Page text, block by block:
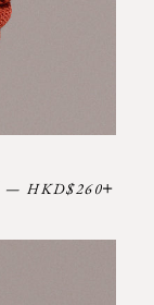
— Prix régulier
HKD$260